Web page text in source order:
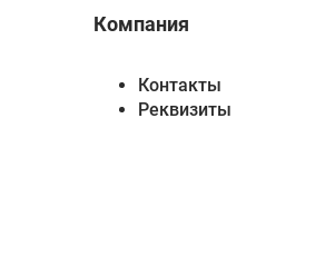
Компания
Контакты
Реквизиты